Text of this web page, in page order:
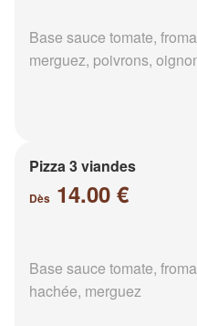
Base sauce tomate,
merguez, poivrons,
Pizza 3 viandes
Dès 14.00 €
Base sauce tomate,
hachée, merguez